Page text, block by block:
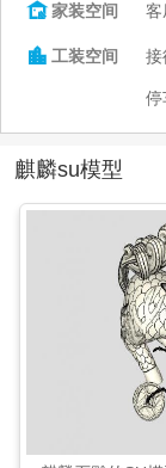
家装空间 客
 工装空间 接
停
麒麟su模型